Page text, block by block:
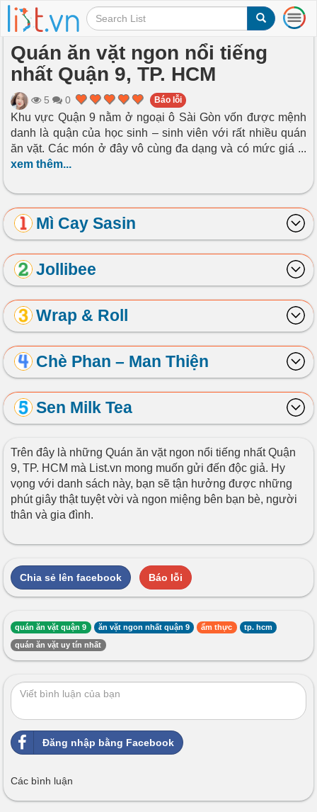
T
o
i
g
i
o
n
Quán ăn vặt ngon nổi tiếng
nhất Quận 9, TP. HCM
5 0 Báo lỗi
Khu vực Quận 9 nằm ở ngoại ô Sài Gòn vốn được mệnh
danh là quận của học sinh – sinh viên với rất nhiều quán
ăn vặt. Các món ở đây vô cùng đa dạng và có mức giá ...
xem thêm...
Mì Cay Sasin
Jollibee
Wrap & Roll
Chè Phan – Man Thiện
Sen Milk Tea
Trên đây là những Quán ăn vặt ngon nổi tiếng nhất Quận
9, TP. HCM mà List.vn mong muốn gửi đến độc giả. Hy
vọng với danh sách này, bạn sẽ tận hưởng được những
phút giây thật tuyệt vời và ngon miệng bên bạn bè, người
thân và gia đình.
Chia sẻ lên facebook Báo lỗi
quán ăn vặt quận 9 ăn vặt ngon nhất quận 9 ẩm thực tp. hcm
quán ăn vặt uy tín nhất
Đăng nhập bằng Facebook
Các bình luận